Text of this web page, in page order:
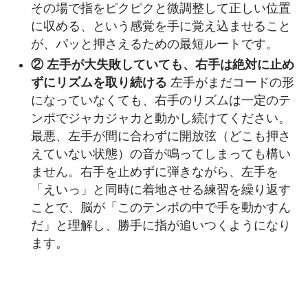
その場で指をピクピクと微調整して正しい位置
に収める、という感覚を手に覚え込ませること
が、パッと押さえるための最短ルートです。
② 左手が大失敗していても、右手は絶対に止め
ずにリズムを取り続ける 左手がまだコードの形
になっていなくても、右手のリズムは一定のテ
ンポでジャカジャカと動かし続けてください。
最悪、左手が間に合わずに開放弦（どこも押さ
えていない状態）の音が鳴ってしまっても構い
ません。右手を止めずに弾きながら、左手を
「えいっ」と同時に着地させる練習を繰り返す
ことで、脳が「このテンポの中で手を動かすん
だ」と理解し、勝手に指が追いつくようになり
ます。